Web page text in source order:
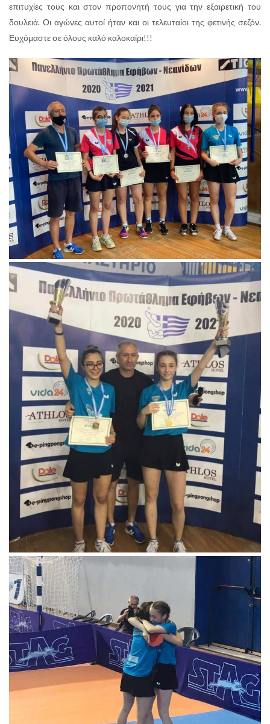
επιτυχίες τους και στον προπονητή τους για την εξαιρετική του
δουλειά. Οι αγώνες αυτοί ήταν και οι τελευταίοι της φετινής σεζόν.
Ευχόμαστε σε όλους καλό καλοκαίρι!!!